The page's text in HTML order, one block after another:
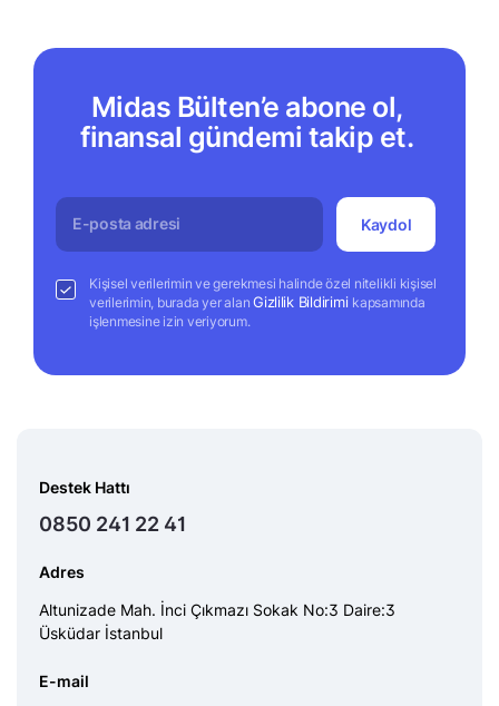
Midas Bülten’e abone ol,
finansal gündemi takip et.
Kaydol
Kişisel verilerimin ve gerekmesi halinde özel nitelikli kişisel
verilerimin, burada yer alanGizlilik Bildirimi kapsamında
işlenmesine izin veriyorum.
Destek Hattı
0850 241 22 41
Adres
Altunizade Mah. İnci Çıkmazı Sokak No:3 Daire:3
Üsküdar İstanbul
E-mail